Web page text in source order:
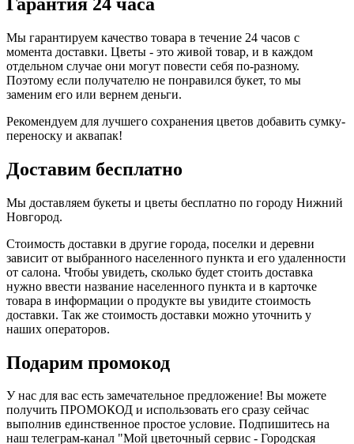
Мы гарантируем качество товара в течение 24 часов с
момента доставки. Цветы - это живой товар, и в каждом
отдельном случае они могут повести себя по-разному.
Поэтому если получателю не понравился букет, то мы
заменим его или вернем деньги.
Рекомендуем для лучшего сохранения цветов добавить сумку-
переноску и аквапак!
Доставим бесплатно
Мы доставляем букеты и цветы бесплатно по городу Нижний
Новгород.
Стоимость доставки в другие города, поселки и деревни
зависит от выбранного населенного пункта и его удаленности
от салона. Чтобы увидеть, сколько будет стоить доставка
нужно ввести название населенного пункта и в карточке
товара в информации о продукте вы увидите стоимость
доставки. Так же стоимость доставки можно уточнить у
наших операторов.
Подарим промокод
У нас для вас есть замечательное предложение! Вы можете
получить ПРОМОКОД и использовать его сразу сейчас
выполнив единственное простое условие. Подпишитесь на
наш телеграм-канал "Мой цветочный сервис - Городская